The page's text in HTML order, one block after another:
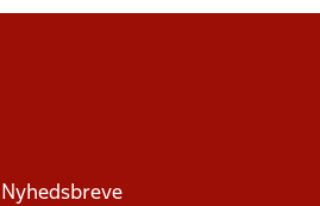
Nyhedsbreve